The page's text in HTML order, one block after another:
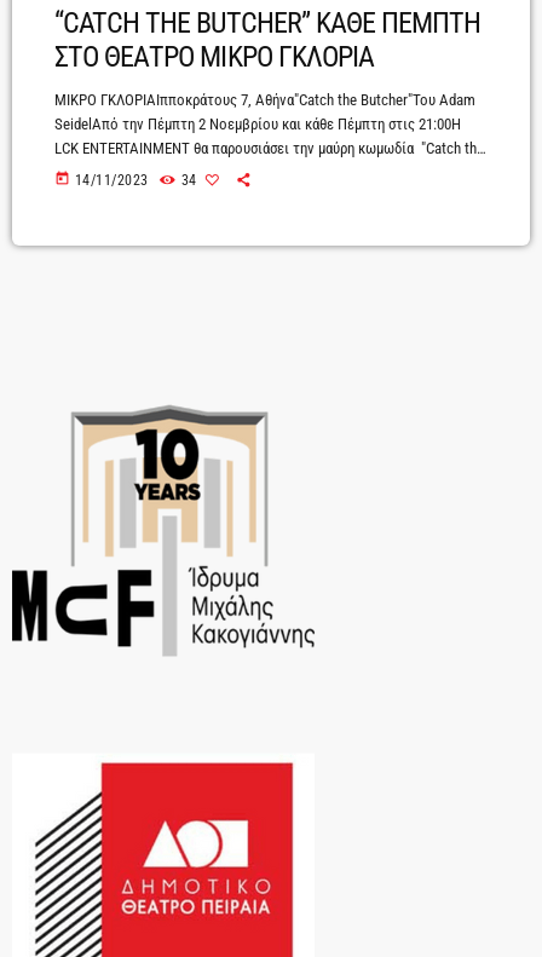
“CATCH THE BUTCHER” ΚΑΘΕ ΠΕΜΠΤΗ
ΣΤΟ ΘΕΑΤΡΟ ΜΙΚΡΟ ΓΚΛΟΡΙΑ
ΜΙΚΡΟ ΓΚΛΟΡΙΑΙπποκράτους 7, Αθήνα"Catch the Butcher"Του Adam
SeidelΑπό την Πέμπτη 2 Νοεμβρίου και κάθε Πέμπτη στις 21:00Η
LCK ENTERTAINMENT θα παρουσιάσει την μαύρη κωμωδία "Catch the
Butcher" του Adam Seidel, που τάραξε τα θεατρικά νερά στο
σκηνοθεσία Λίνας Φούντογλου.Ένα σπουδαίο έργο με στοιχεία που
today 14/11/2023 34